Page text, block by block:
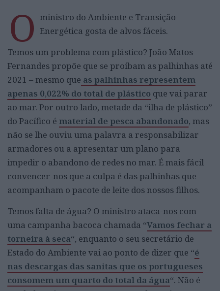
O ministro do Ambiente e Transição
Energética gosta de alvos fáceis.
Temos um problema com plástico? João Matos
Fernandes propõe que se proíbam as palhinhas até
2021 – mesmo que as palhinhas representem
apenas 0,022% do total de plástico que vai parar
ao mar. Por outro lado, metade da “ilha de plástico”
do Pacífico é material de pesca abandonado, mas
não se lhe ouviu uma palavra a responsabilizar
armadores ou a apresentar um plano para
impedir o abandono de redes no mar. É mais fácil
convencer-nos que a culpa é das palhinhas que
acompanham o pacote de leite dos nossos filhos.
Temos falta de água? O ministro ataca-nos com
uma campanha bacoca chamada “Vamos fechar a
torneira à seca“, enquanto o seu secretário de
Estado do Ambiente vai ao ponto de dizer que “é
nas descargas das sanitas que os portugueses
consomem um quarto do total da água“. Não é